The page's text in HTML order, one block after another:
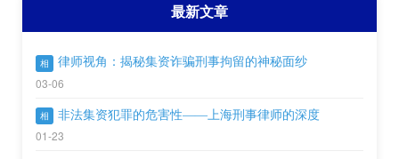
最新文章
相 律师视角：揭秘集资诈骗刑事拘留的神秘面纱
03-06
相 非法集资犯罪的危害性——上海刑事律师的深度
01-23